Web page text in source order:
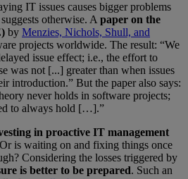
IT issues causes bigger problems
otherwise. Apaper on the
by Menzies, Nichols, Shull, and
projects worldwide. The result: “We
issue effect; i.e., the effort to
was not [...] greater than when issues
introduction.” But the paper also says:
never holds in software projects;
to always hold […].”
in proactive IT management
Or is waiting on and fixing things once
Considering the losses triggered by
is better to be prepared. Such an